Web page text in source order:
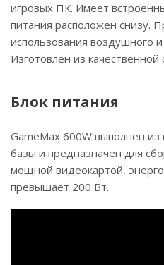
игровых ПК. Имеет
питания расположен снизу.
использования воздушного
Изготовлен из качественной
Блок питания
GameMax 600W выполнен
базы и предназначен для
мощной видеокартой,
превышает 200 Вт.